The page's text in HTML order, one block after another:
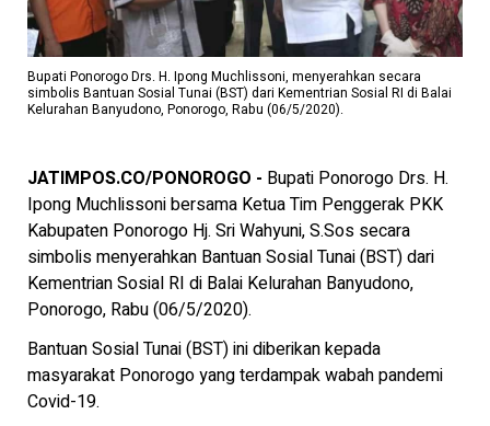
Bupati Ponorogo Drs. H. Ipong Muchlissoni, menyerahkan secara
simbolis Bantuan Sosial Tunai (BST) dari Kementrian Sosial RI di Balai
Kelurahan Banyudono, Ponorogo, Rabu (06/5/2020).
JATIMPOS.CO/PONOROGO - Bupati Ponorogo Drs. H.
Ipong Muchlissoni bersama Ketua Tim Penggerak PKK
Kabupaten Ponorogo Hj. Sri Wahyuni, S.Sos secara
simbolis menyerahkan Bantuan Sosial Tunai (BST) dari
Kementrian Sosial RI di Balai Kelurahan Banyudono,
Ponorogo, Rabu (06/5/2020).
Bantuan Sosial Tunai (BST) ini diberikan kepada
masyarakat Ponorogo yang terdampak wabah pandemi
Covid-19.